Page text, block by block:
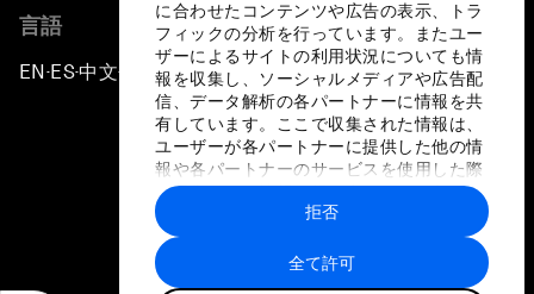
に合わせたコンテンツや広告の表示、トラ
フィックの分析を行っています。またユー
ザーによるサイトの利用状況についても情
報を収集し、ソーシャルメディアや広告配
信、データ解析の各パートナーに情報を共
有しています。ここで収集された情報は、
ユーザーが各パートナーに提供した他の情
報や各パートナーのサービスを使用した際
に収集された情報と組み合わされ、各パー
トナーによって使用されることがありま
す。
全て許可
拒否
言語
EN ▪ ES▪中文▪ 日本語
プライバシーポリシーと利用規約
サイトマップ